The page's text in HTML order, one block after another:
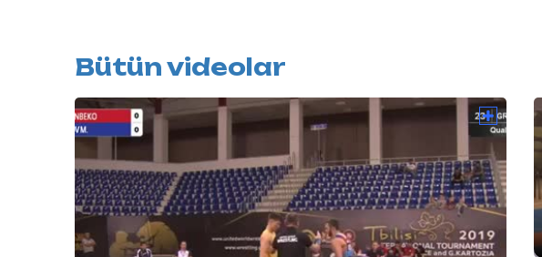
Bütün videolar